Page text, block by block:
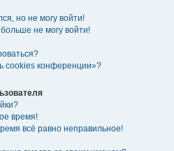
но не могу войти!
не могу войти!
cookies конференции»?
время!
всё равно неправильное!